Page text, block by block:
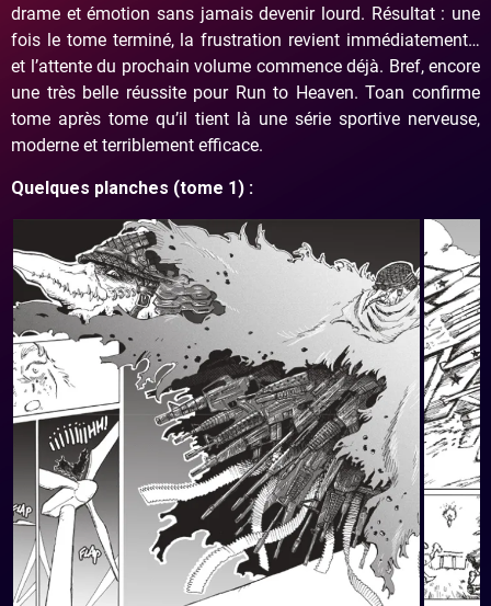
drame et émotion sans jamais devenir lourd. Résultat : une
fois le tome terminé, la frustration revient immédiatement…
et l’attente du prochain volume commence déjà. Bref, encore
une très belle réussite pour Run to Heaven. Toan confirme
tome après tome qu’il tient là une série sportive nerveuse,
moderne et terriblement efficace.
Quelques planches (tome 1) :